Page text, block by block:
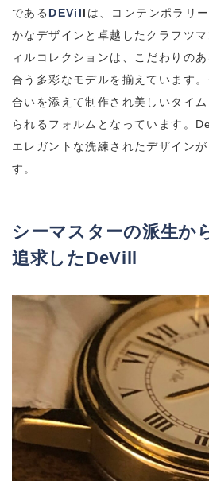
である DEVill は、コンテンポラリ
かなデザインと卓越したクラフツ
ィルコレクションは、こだわりの
合う多彩なモデルを揃えています
合いを添えて制作され美しいタイ
られるフォルムとなっています。
エレガントな洗練されたデザイン
す。
シーマスターの派生か
追求したDeVill